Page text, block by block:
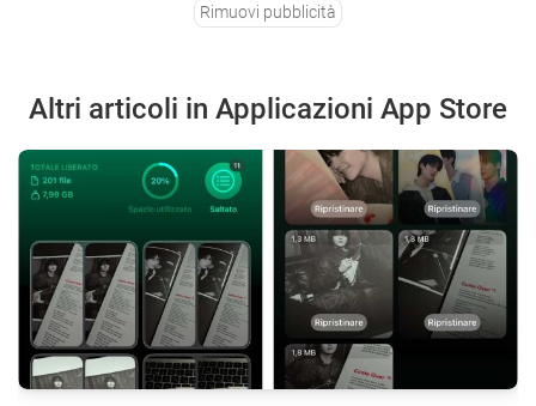
Rimuovi pubblicità
Altri articoli in Applicazioni App Store